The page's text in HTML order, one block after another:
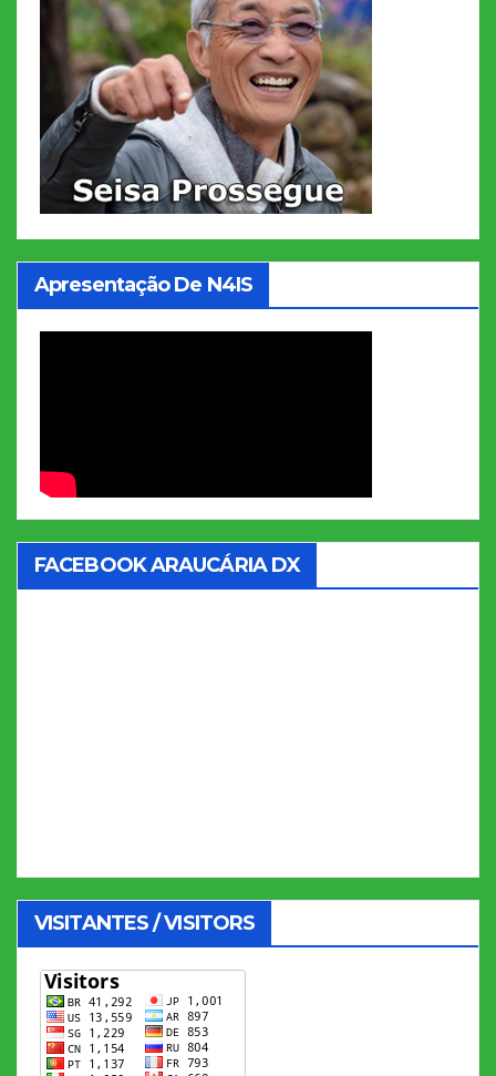
Apresentação De N4IS
FACEBOOK ARAUCÁRIA DX
VISITANTES / VISITORS